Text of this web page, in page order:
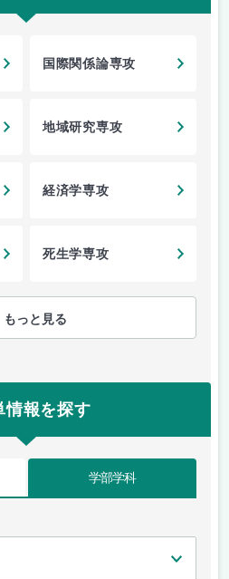
国際関係論専攻
地域研究専攻
経済学専攻
死生学専攻
もっと見る
情報を探す
学部学科